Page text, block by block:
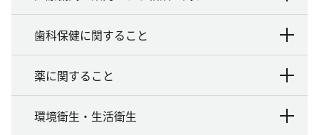
歯科保健に関すること
薬に関すること
環境衛生・生活衛生